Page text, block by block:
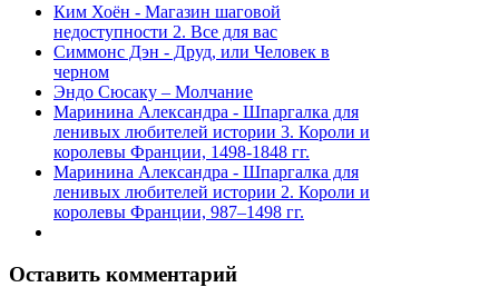
Ким Хоён - Магазин шаговой
недоступности 2. Все для вас
Симмонс Дэн - Друд, или Человек в
черном
Эндо Сюсаку – Молчание
Маринина Александра - Шпаргалка для
ленивых любителей истории 3. Короли и
королевы Франции, 1498-1848 гг.
Маринина Александра - Шпаргалка для
ленивых любителей истории 2. Короли и
королевы Франции, 987–1498 гг.
Оставить комментарий